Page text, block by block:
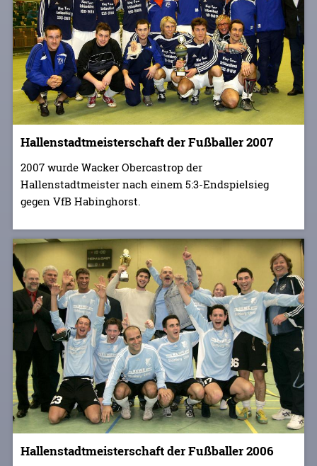
Hallenstadtmeisterschaft der Fußballer 2007
2007 wurde Wacker Obercastrop der
Hallenstadtmeister nach einem 5:3-Endspielsieg
gegen VfB Habinghorst.
Hallenstadtmeisterschaft der Fußballer 2006